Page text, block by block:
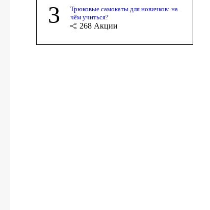
3
Трюковые самокаты для новичков: на
чём учиться?
268 Акции